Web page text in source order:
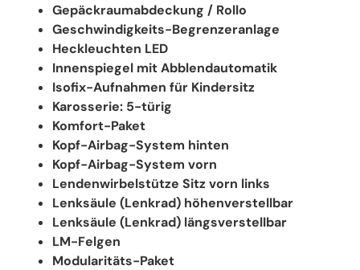
Gepäckraumabdeckung / Rollo
Geschwindigkeits-Begrenzeranlage
Heckleuchten LED
Innenspiegel mit Abblendautomatik
Isofix-Aufnahmen für Kindersitz
Karosserie: 5-türig
Komfort-Paket
Kopf-Airbag-System hinten
Kopf-Airbag-System vorn
Lendenwirbelstütze Sitz vorn links
Lenksäule (Lenkrad) höhenverstellbar
Lenksäule (Lenkrad) längsverstellbar
LM-Felgen
Modularitäts-Paket